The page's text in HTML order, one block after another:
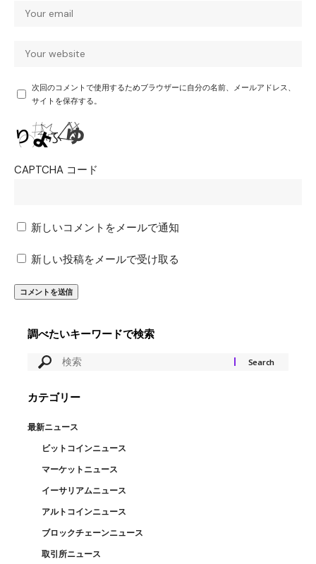
次回のコメントで使用するためブラウザーに自分の名前、メールアドレス、
サイトを保存する。
CAPTCHA コード
新しいコメントをメールで通知
新しい投稿をメールで受け取る
調べたいキーワードで検索
カテゴリー
最新ニュース
ビットコインニュース
マーケットニュース
イーサリアムニュース
アルトコインニュース
ブロックチェーンニュース
取引所ニュース